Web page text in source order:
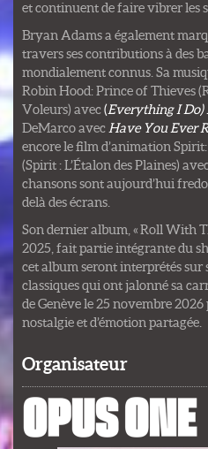
et continuent de faire vibrer les
Bryan Adams a également
travers ses contributions à des
mondialement connus. Sa
Robin Hood: Prince of Thieves
Voleurs) avec(Everything I
DeMarco avec Have You Ever
encore le film d’animation
(Spirit : L’Étalon des Plaines)
chansons sont aujourd’hui
delà des écrans.
Son dernier album, « Roll With
2025, fait partie intégrante du
cet album seront interprétés sur
classiques qui ont jalonné sa
de Genève le 25 novembre
nostalgie et d’émotion partagée.
Organisateur